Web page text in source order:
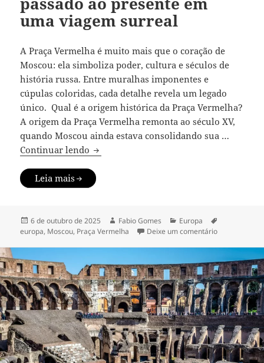
uma viagem surreal
A Praça Vermelha é muito mais que o coração de
Moscou: ela simboliza poder, cultura e séculos de
história russa. Entre muralhas imponentes e
cúpulas coloridas, cada detalhe revela um legado
único. Qual é a origem histórica da Praça Vermelha?
A origem da Praça Vermelha remonta ao século XV,
quando Moscou ainda estava consolidando sua …
Continuar lendo Explorando a Praça Vermelha em
Leia mais
Publicado
em
6 de outubro de 2025 Autor
Fabio Gomes Categorias
Europa
europa, Moscou, Praça Vermelha Deixe um comentárioem